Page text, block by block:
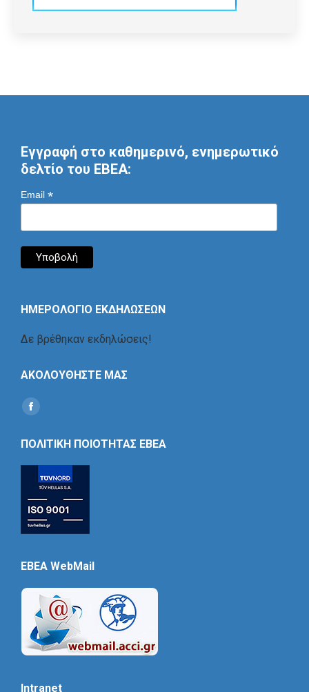
Εγγραφή στο καθημερινό, ενημερωτικό
δελτίο του ΕΒΕΑ:
Email *
ΗΜΕΡΟΛΟΓΙΟ ΕΚΔΗΛΩΣΕΩΝ
Δε βρέθηκαν εκδηλώσεις!
ΑΚΟΛΟΥΘΗΣΤΕ ΜΑΣ
Find us on:
Social
ΠΟΛΙΤΙΚΗ ΠΟΙΟΤΗΤΑΣ ΕΒΕΑ
EBEA WebMail
Intranet